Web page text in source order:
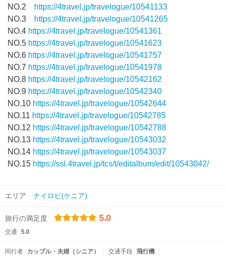
NO.2
https://4travel.jp/travelogue/10541133
NO.3
https://4travel.jp/travelogue/10541265
NO.4 https://4travel.jp/travelogue/10541361
NO.5 https://4travel.jp/travelogue/10541623
NO.6 https://4travel.jp/travelogue/10541757
NO.7 https://4travel.jp/travelogue/10541978
NO.8 https://4travel.jp/travelogue/10542162
NO.9 https://4travel.jp/travelogue/10542340
NO.10 https://4travel.jp/travelogue/10542644
NO.11 https://4travel.jp/travelogue/10542785
NO.12 https://4travel.jp/travelogue/10542788
NO.13 https://4travel.jp/travelogue/10543032
NO.14 https://4travel.jp/travelogue/10543037
NO.15 https://ssl.4travel.jp/tcs/t/editalbum/edit/10543042/
エリア ナイロビ(ケニア)
旅行の満足度 5.0
交通 5.0
同行者 カップル・夫婦（シニア） 交通手段 飛行機